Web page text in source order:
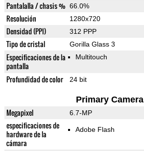
Pantalalla / chasis % 66.0%
Resolución 1280x720
Densidad (PPI) 312 PPP
Tipo de cristal Gorilla Glass 3
Especificaciones de la
pantalla
Multitouch
Profundidad de color 24 bit
Primary Camera
Megapixel 6.7-MP
especificaciones de
hardware de la
cámara
Adobe Flash